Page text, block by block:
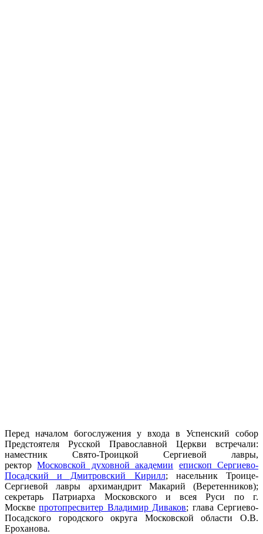
Перед началом богослужения у входа в Успенский собор
Предстоятеля Русской Православной Церкви встречали:
наместник Свято-Троицкой Сергиевой лавры,
ректорМосковской духовной академии
епископ Сергиево-
Посадский и Дмитровский Кирилл; насельник Троице-
Сергиевой лавры архимандрит Макарий (Веретенников);
секретарь Патриарха Московского и всея Руси по г.
Москвепротопресвитер Владимир Диваков; глава Сергиево-
Посадского городского округа Московской области О.В.
Ероханова.